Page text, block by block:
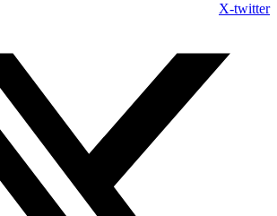
X-twitter